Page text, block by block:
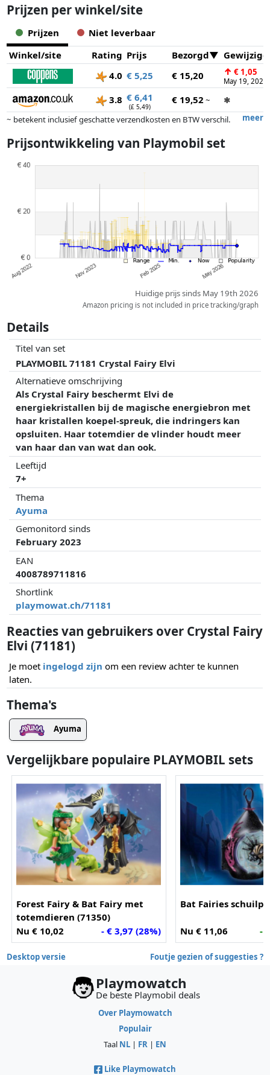
Prijzen per winkel/site
Prijzen
Niet leverbaar
Winkel/site
Rating Prijs Bezorgd
Gewijzigd
4.0 € 5,25 € 15,20 ↑ € 1,05
May 19, 2026
3.8 € 6,41
(£ 5,49)
€ 19,52 ~
✱
meer
~ betekent inclusief geschatte verzendkosten en BTW verschil.
gewicht.
controle. Volgorde is puur op basis van prijs, vergoedingen door
partners hebben hier geen enkele invoed op. Alleen bij gelijke prijzen
Prijsontwikkeling van Playmobil set
Huidige prijs sinds May 19th 2026
Amazon pricing is not included in price tracking/graph
Details
Titel van set
PLAYMOBIL 71181 Crystal Fairy Elvi
Alternatieve omschrijving
Als Crystal Fairy beschermt Elvi de
energiekristallen bij de magische energiebron met
haar kristallen koepel-spreuk, die indringers kan
opsluiten. Haar totemdier de vlinder houdt meer
van haar dan van wat dan ook.
Leeftijd
7+
Thema
Ayuma
Gemonitord sinds
February 2023
EAN
4008789711816
Shortlink
playmowat.ch/71181
Reacties van gebruikers over Crystal Fairy
Elvi (71181)
Je moet ingelogd zijn om een review achter te kunnen
laten.
Thema's
Ayuma
Vergelijkbare populaire PLAYMOBIL sets
Forest Fairy & Bat Fairy met
totemdieren (71350)
Nu € 10,02
- € 3,97 (28%)
Bat Fairies
Nu € 11,06 -
Desktop versie Foutje gezien of suggesties ?
Playmowatch
De beste Playmobil deals
Over Playmowatch
Populair
Taal NL | FR | EN
Like Playmowatch